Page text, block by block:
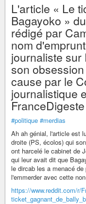
L'article « Le
Bagayoko »
rédigé par
nom
journaliste
son
cause par le
journalistique
FranceDigeste
#politique #merdias
Ah ah génial, l'article est
droite (PS, écolos) qui
ont harcelé le cabinet de
qui leur avait dit que
le dircab les a menacé
l'emmerder avec cette
https://www.reddit.com/r/